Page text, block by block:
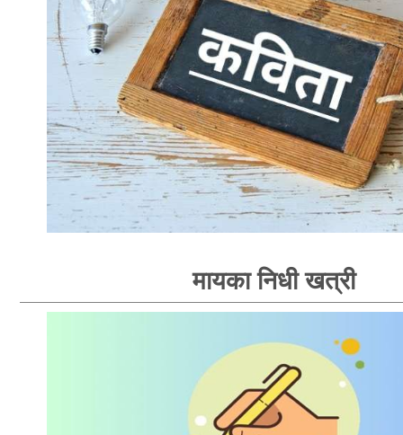
मायका निधी खत्री